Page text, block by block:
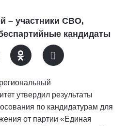
– участники СВО,
кандидаты
утвердил результаты
по кандидатурам для
от партии «Единая